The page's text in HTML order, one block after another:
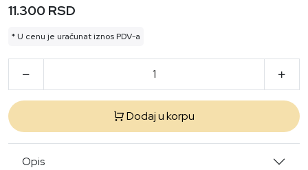
11.300 RSD
* U cenu je uračunat iznos PDV-a
Dodaj u korpu
Opis